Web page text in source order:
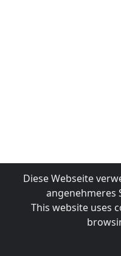
Diese Webseite
angenehmeres
This website uses